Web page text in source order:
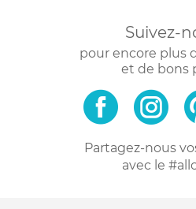
Suivez-
pour encore plus
et de bons
Partagez-nous
avec le